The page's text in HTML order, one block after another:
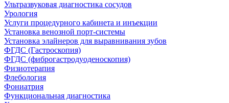
Ультразвуковая диагностика сосудов
Урология
Услуги процедурного кабинета и инъекции
Установка венозной порт-системы
Установка элайнеров для выравнивания зубов
ФГДС (Гастроскопия)
ФГДС (фиброгастродуоденоскопия)
Физиотерапия
Флебология
Фониатрия
Функциональная диагностика